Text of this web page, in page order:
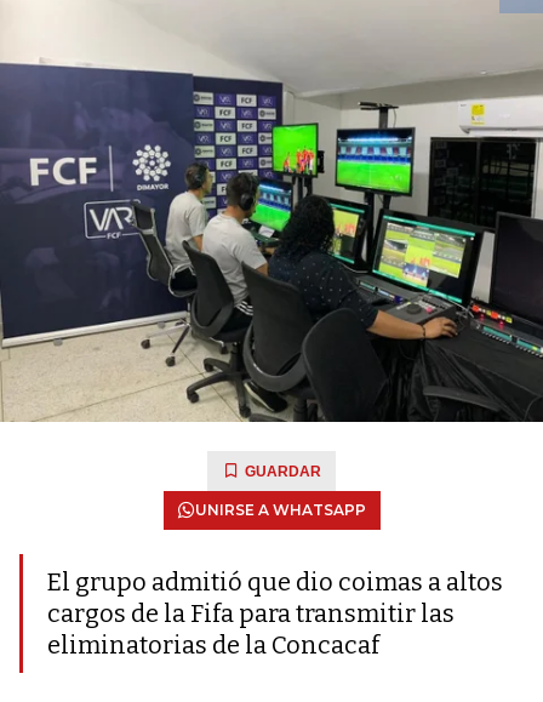
GUARDAR
UNIRSE A WHATSAPP
El grupo admitió que dio coimas a altos
cargos de la Fifa para transmitir las
eliminatorias de la Concacaf